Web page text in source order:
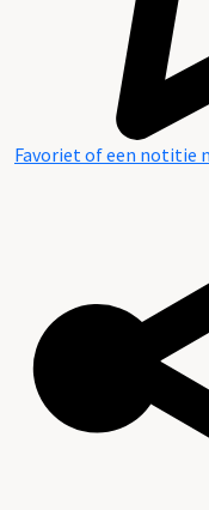
Favoriet of een notitie